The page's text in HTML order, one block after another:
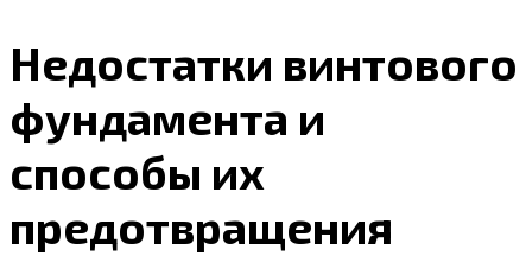
Недостатки винтового
фундамента и
способы их
предотвращения